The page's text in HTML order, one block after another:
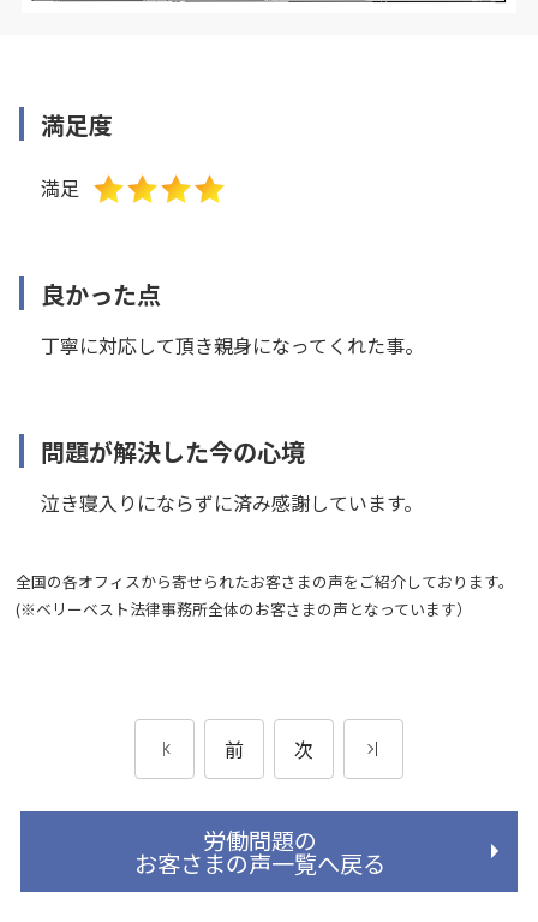
満足度
満足
良かった点
丁寧に対応して頂き親身になってくれた事。
問題が解決した今の心境
泣き寝入りにならずに済み感謝しています。
全国の各オフィスから寄せられたお客さまの声をご紹介しております。
(※ベリーベスト法律事務所全体のお客さまの声となっています）
前 次
労働問題の
お客さまの声一覧へ戻る